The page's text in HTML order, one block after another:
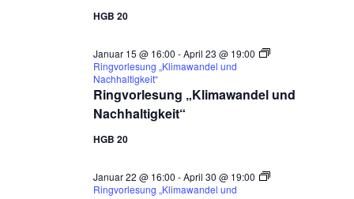
HGB 20
Ringvorlesung „Klimawandel und
Nachhaltigkeit“
Januar 15 @ 16:00 -April 23 @ 19:00
Ringvorlesung „Klimawandel und
Nachhaltigkeit“
HGB 20
Januar 22 @ 16:00 -April 30 @ 19:00
Ringvorlesung „Klimawandel und